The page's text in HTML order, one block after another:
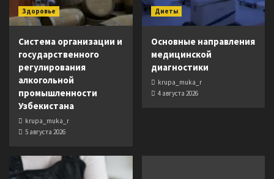
Здоровье
Система организации и
государственного
регулирования
алкогольной
промышленности
Узбекистана
krupa_muka_r
5 августа 2026
Диеты
Основные направления
медицинской
диагностики
krupa_muka_r
4 августа 2026